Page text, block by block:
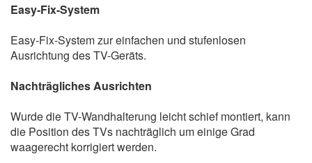
Easy-Fix-System
Easy-Fix-System zur einfachen und stufenlosen
Ausrichtung des TV-Geräts.
Nachträgliches Ausrichten
Wurde die TV-Wandhalterung leicht schief montiert, kann
die Position des TVs nachträglich um einige Grad
waagerecht korrigiert werden.